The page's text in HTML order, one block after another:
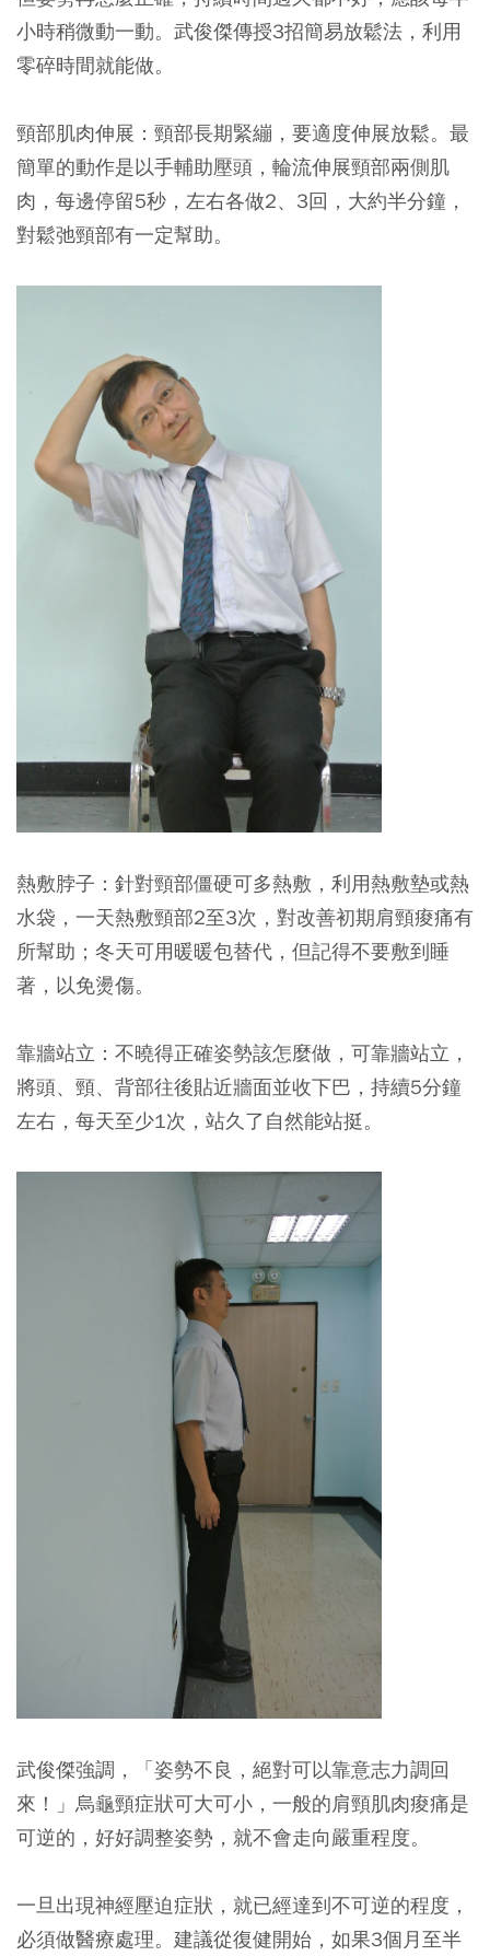
小時稍微動一動。武俊傑傳授3招簡易放鬆法，利用
零碎時間就能做。
頸部肌肉伸展 ：頸部長期緊繃，要適度伸展放鬆。最
簡單的動作是以手輔助壓頭，輪流伸展頸部兩側肌
肉，每邊停留5秒，左右各做2、3回，大約半分鐘，
對鬆弛頸部有一定幫助。
熱敷脖子 ：針對頸部僵硬可多熱敷，利用熱敷墊或熱
水袋，一天熱敷頸部2至3次，對改善初期肩頸痠痛有
所幫助；冬天可用暖暖包替代，但記得不要敷到睡
著，以免燙傷。
靠牆站立 ：不曉得正確姿勢該怎麼做，可靠牆站立，
將頭、頸、背部往後貼近牆面並收下巴，持續5分鐘
左右，每天至少1次，站久了自然能站挺。
武俊傑強調，「姿勢不良，絕對可以靠意志力調回
來！」烏龜頸症狀可大可小，一般的肩頸肌肉痠痛是
可逆的，好好調整姿勢，就不會走向嚴重程度。
一旦出現神經壓迫症狀，就已經達到不可逆的程度，
必須做醫療處理。建議從復健開始，如果3個月至半